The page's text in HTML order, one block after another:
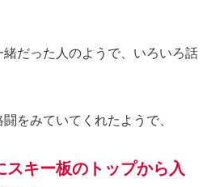
だった人のようで、いろいろ話
をみていてくれたようで、
スキー板のトップから入